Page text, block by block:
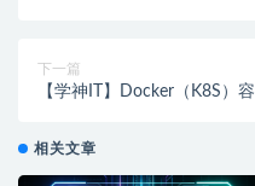
下一篇
【学神IT】Docker（K8S）
相关文章